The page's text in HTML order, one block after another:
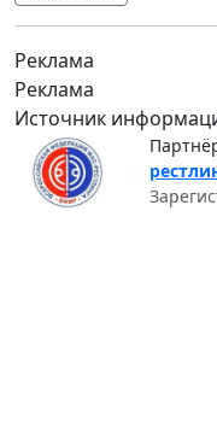
Реклама
Реклама
Источник